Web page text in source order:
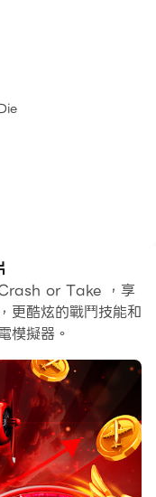
or Take ，享
更酷炫的戰鬥技能和
模擬器。